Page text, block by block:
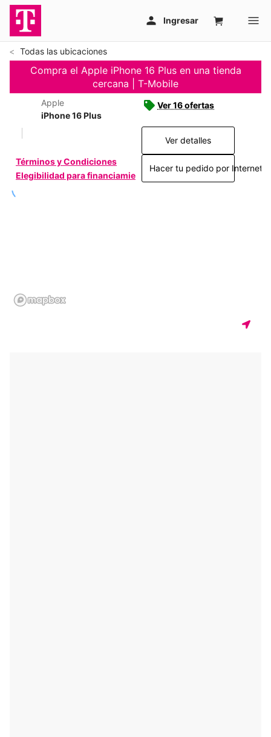
Todas las ubicaciones
Compra el Apple iPhone 16 Plus en una tienda
cercana | T-Mobile
Apple
iPhone 16 Plus
Términos y Condiciones
Elegibilidad para financiamiento
Ver 16 ofertas
Ver detalles
Hacer tu pedido por Internet >